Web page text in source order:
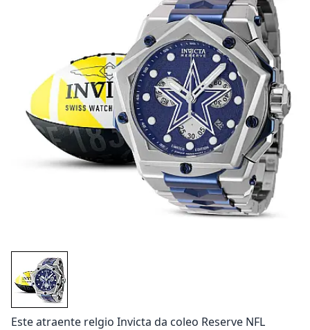
Este atraente relgio Invicta da coleo Reserve NFL